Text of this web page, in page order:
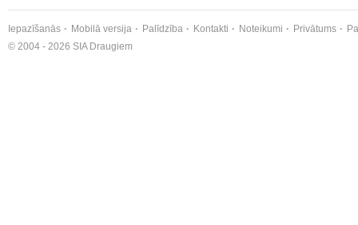
Iepazīšanās Mobilā versija Palīdzība Kontakti Noteikumi Privātums
© 2004 - 2026 SIA Draugiem